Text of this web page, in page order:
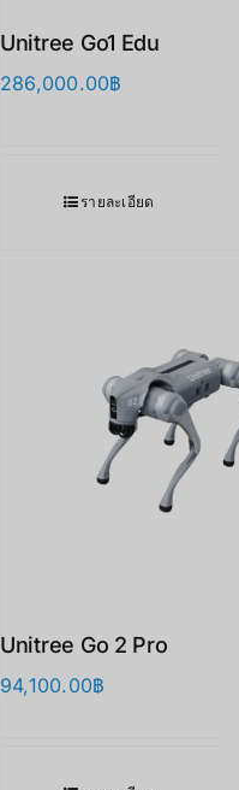
Unitree Go1 Edu
286,000.00฿
รายละเอียด
Unitree Go 2 Pro
94,100.00฿